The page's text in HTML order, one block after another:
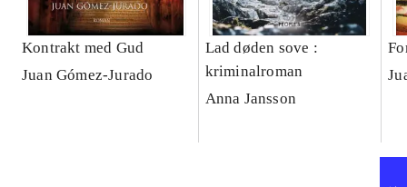
Kontrakt med Gud
Juan Gómez-Jurado
Lad døden sove :
kriminalroman
Anna Jansson